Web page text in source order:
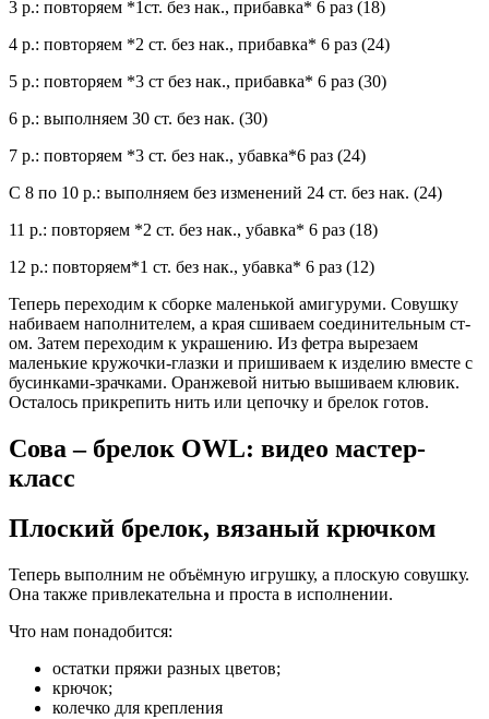
3 р.: повторяем *1ст. без нак., прибавка* 6 раз (18)
4 р.: повторяем *2 ст. без нак., прибавка* 6 раз (24)
5 р.: повторяем *3 ст без нак., прибавка* 6 раз (30)
6 р.: выполняем 30 ст. без нак. (30)
7 р.: повторяем *3 ст. без нак., убавка*6 раз (24)
С 8 по 10 р.: выполняем без изменений 24 ст. без нак. (24)
11 р.: повторяем *2 ст. без нак., убавка* 6 раз (18)
12 р.: повторяем*1 ст. без нак., убавка* 6 раз (12)
Теперь переходим к сборке маленькой амигуруми. Совушку
набиваем наполнителем, а края сшиваем соединительным ст-
ом. Затем переходим к украшению. Из фетра вырезаем
маленькие кружочки-глазки и пришиваем к изделию вместе с
бусинками-зрачками. Оранжевой нитью вышиваем клювик.
Осталось прикрепить нить или цепочку и брелок готов.
Сова – брелок OWL: видео мастер-
класс
Плоский брелок, вязаный крючком
Теперь выполним не объёмную игрушку, а плоскую совушку.
Она также привлекательна и проста в исполнении.
Что нам понадобится:
остатки пряжи разных цветов;
крючок;
колечко для крепления